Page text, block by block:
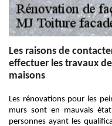
Les raisons de
effectuer les travaux
maisons
Les rénovations pour les
murs sont en mauvais
personnes ayant les